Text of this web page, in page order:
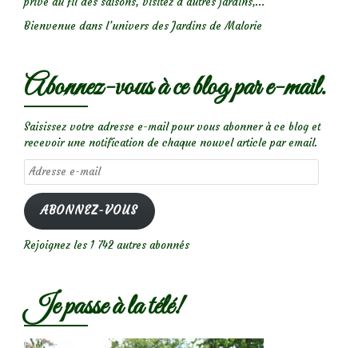
Bienvenue dans l’univers des Jardins de Malorie
Abonnez-vous à ce blog par e-mail.
Saisissez votre adresse e-mail pour vous abonner à ce blog et
recevoir une notification de chaque nouvel article par email.
Adresse
e-
mail
ABONNEZ-VOUS
Rejoignez les 1 742 autres abonnés
Je passe à la télé!